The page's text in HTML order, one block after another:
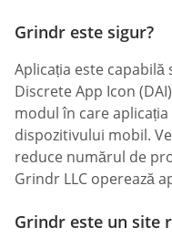
Grindr este sigur?
Aplicația este
Discrete App Icon
modul în care
dispozitivului mobil.
reduce numărul de
Grindr LLC operează
Grindr este un site